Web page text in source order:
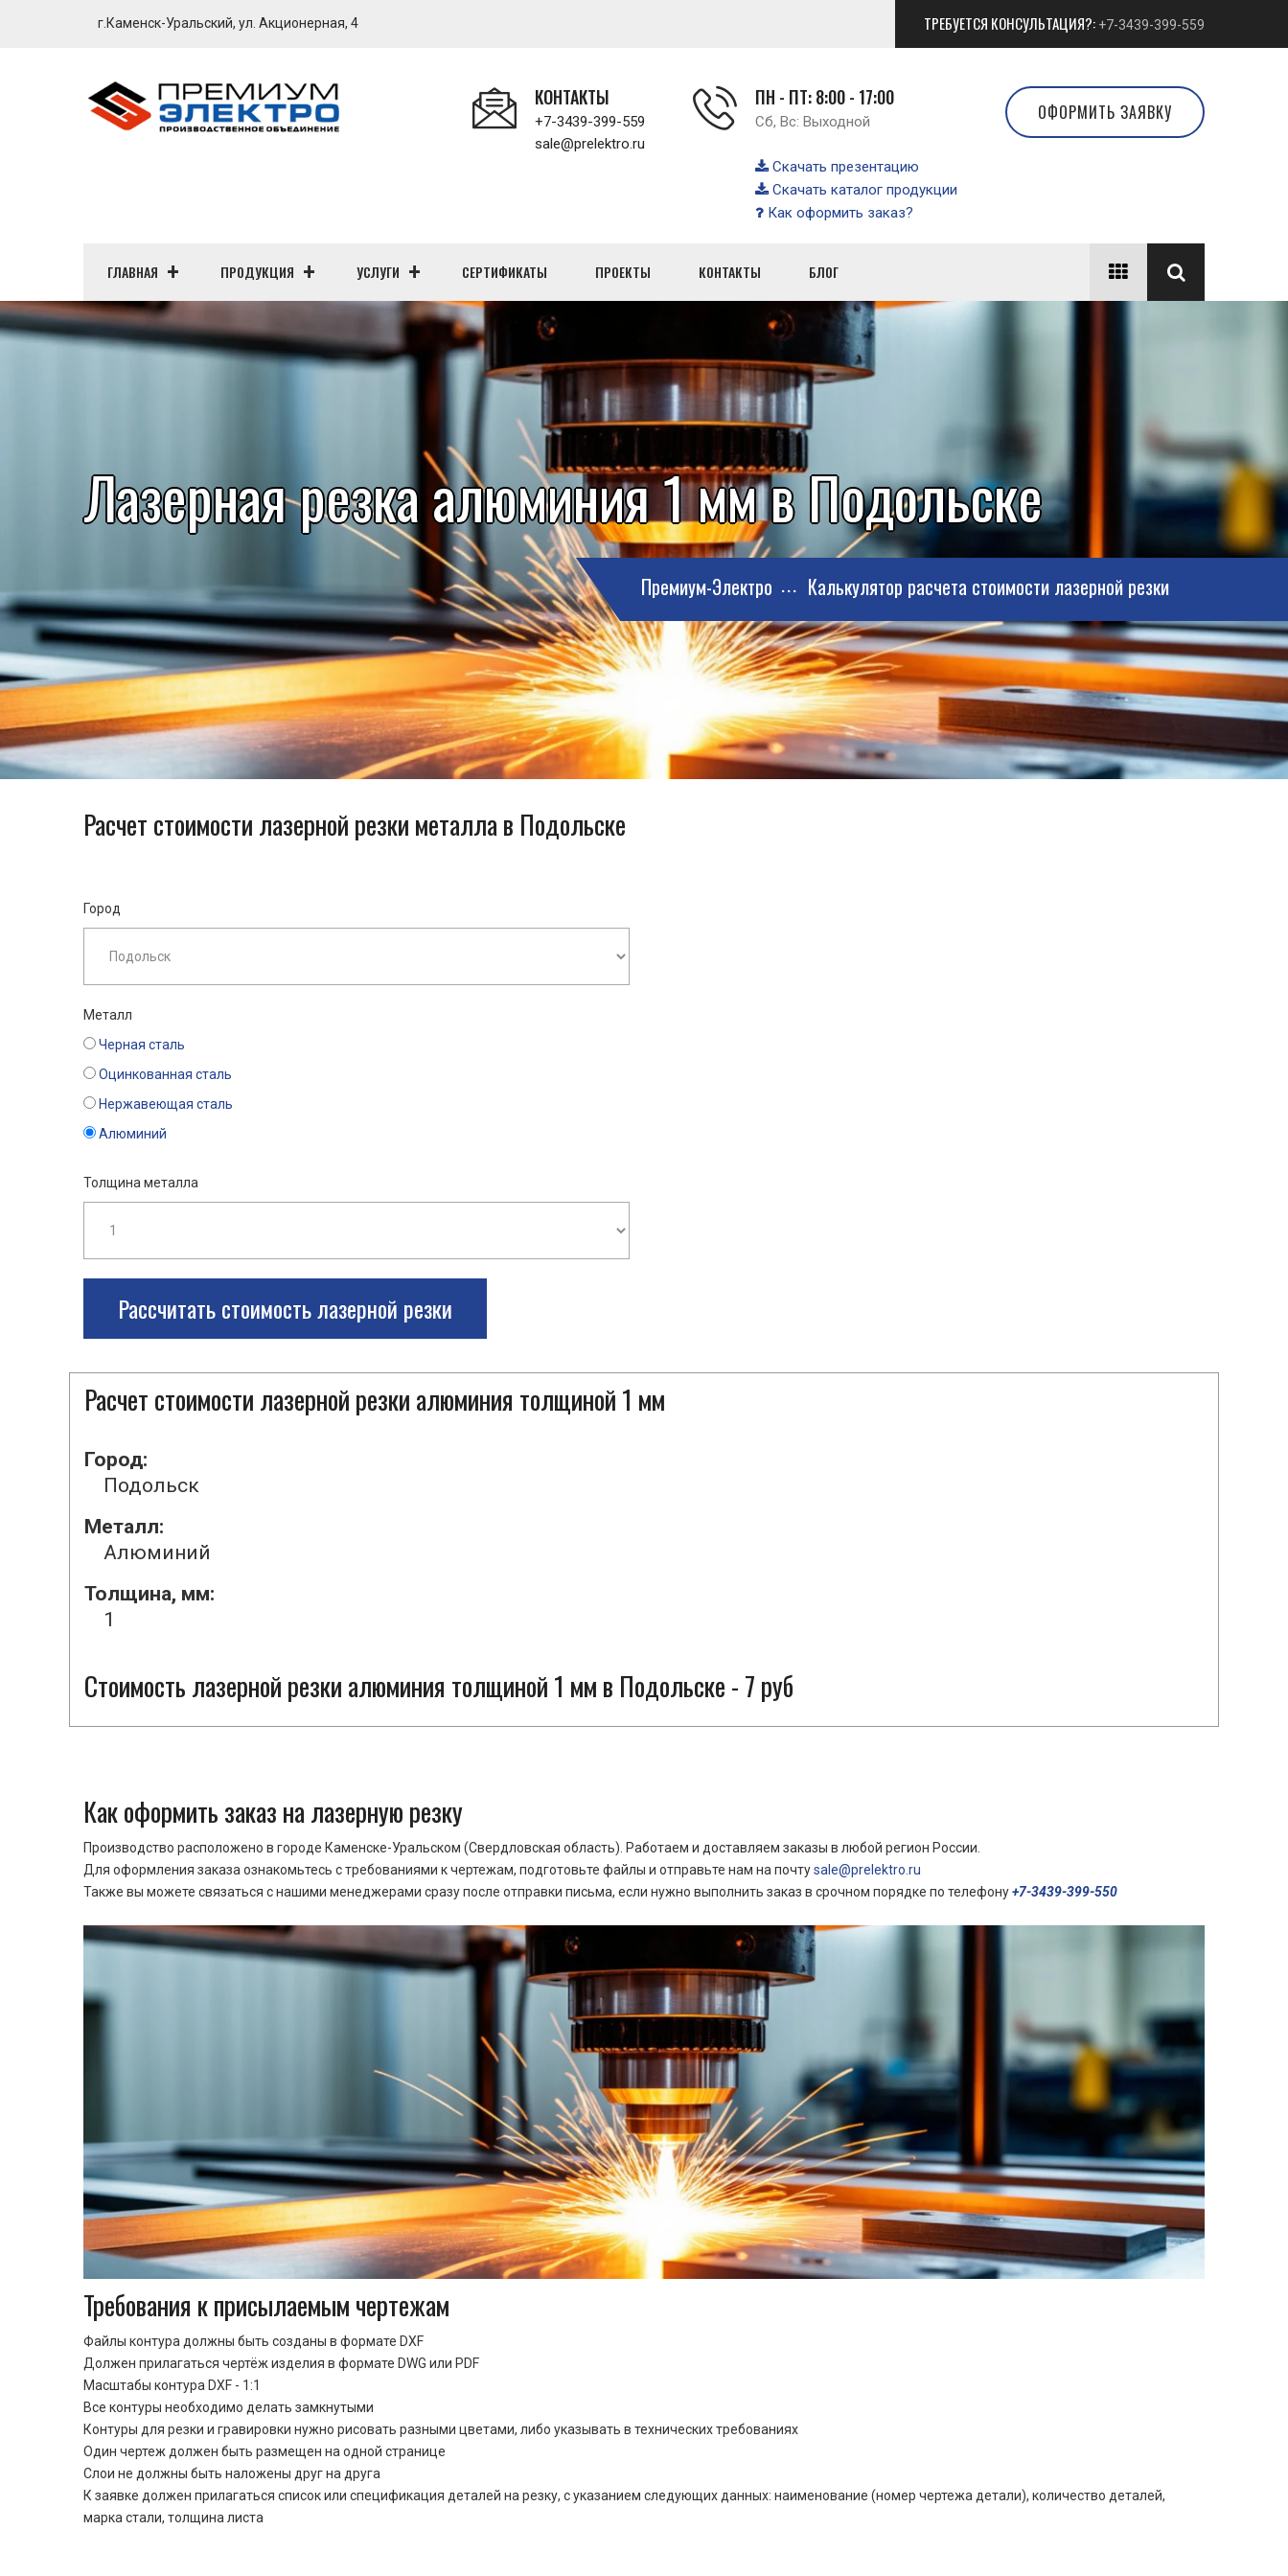
г.Каменск-Уральский, ул. Акционерная, 4 ТРЕБУЕТСЯ КОНСУЛЬТАЦИЯ?: +7-3439-399-559
КОНТАКТЫ
+7-3439-399-559
sale@prelektro.ru
ПН - ПТ: 8:00 - 17:00
Сб, Вс: Выходной
Скачать презентацию
Скачать каталог продукции
Как оформить заказ?
ОФОРМИТЬ ЗАЯВКУ
ГЛАВНАЯ ПРОДУКЦИЯ УСЛУГИ СЕРТИФИКАТЫ ПРОЕКТЫ КОНТАКТЫ БЛОГ
Лазерная резка алюминия 1 мм в Подольске
Премиум-Электро Калькулятор расчета стоимости лазерной резки
Расчет стоимости лазерной резки металла в Подольске
Город
Металл
Черная сталь
Оцинкованная сталь
Нержавеющая сталь
Алюминий
Толщина металла
Рассчитать стоимость лазерной резки
Расчет стоимости лазерной резки алюминия толщиной 1 мм
Город:
Подольск
Металл:
Алюминий
Толщина, мм:
1
Стоимость лазерной резки алюминия толщиной 1 мм в Подольске - 7 руб
Как оформить заказ на лазерную резку
Производство расположено в городе Каменске-Уральском (Свердловская область). Работаем и доставляем заказы в любой регион России.
Для оформления заказа ознакомьтесь с требованиями к чертежам, подготовьте файлы и отправьте нам на почтуsale@prelektro.ru
Также вы можете связаться с нашими менеджерами сразу после отправки письма, если нужно выполнить заказ в срочном порядке по телефону+7-3439-399-550
Требования к присылаемым чертежам
Файлы контура должны быть созданы в формате DXF
Должен прилагаться чертёж изделия в формате DWG или PDF
Масштабы контура DXF - 1:1
Все контуры необходимо делать замкнутыми
Контуры для резки и гравировки нужно рисовать разными цветами, либо указывать в технических требованиях
Один чертеж должен быть размещен на одной странице
Cлои не должны быть наложены друг на друга
К заявке должен прилагаться список или спецификация деталей на резку, с указанием следующих данных: наименование (номер чертежа детали), количество деталей,
марка стали, толщина листа